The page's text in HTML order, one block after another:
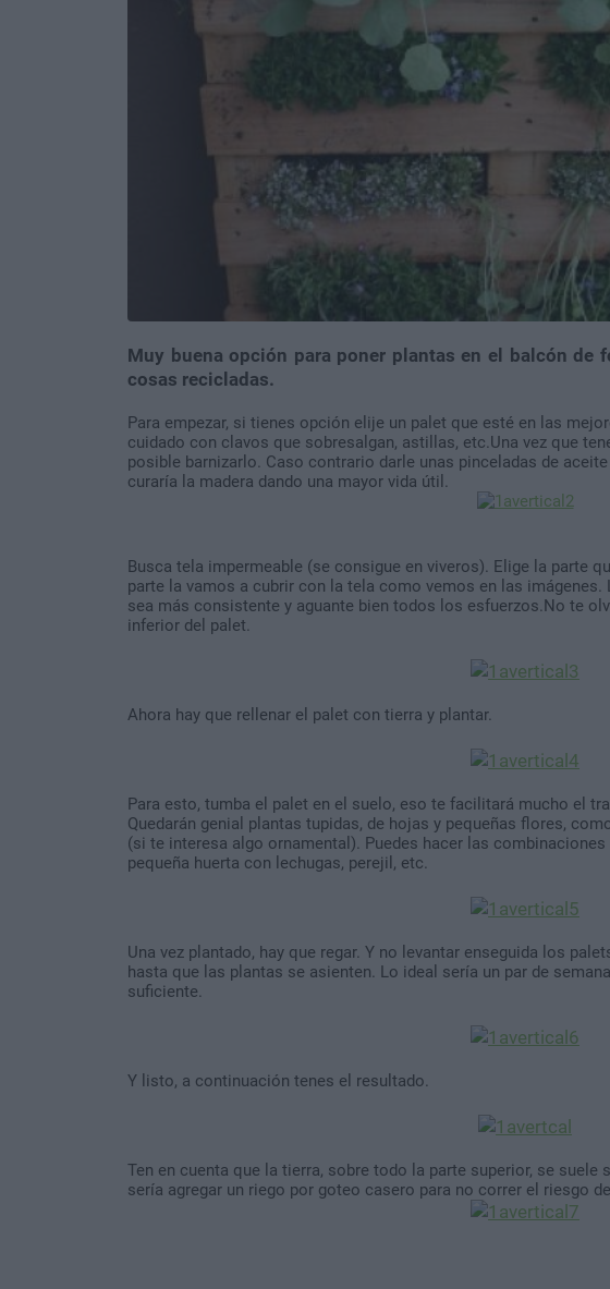
Muy buena opción para poner plantas en el balcón de
cosas recicladas.
Para empezar, si tienes opción elije un palet que esté en las
cuidado con clavos que sobresalgan, astillas, etc.Una vez que
posible barnizarlo. Caso contrario darle unas pinceladas de
curaría la madera dando una mayor vida útil.
Busca tela impermeable (se consigue en viveros). Elige la parte
parte la vamos a cubrir con la tela como vemos en las imágenes.
sea más consistente y aguante bien todos los esfuerzos.No te
inferior del palet.
Ahora hay que rellenar el palet con tierra y plantar.
Para esto, tumba el palet en el suelo, eso te facilitará mucho el
Quedarán genial plantas tupidas, de hojas y pequeñas flores,
(si te interesa algo ornamental). Puedes hacer las
pequeña huerta con lechugas, perejil, etc.
Una vez plantado, hay que regar. Y no levantar enseguida los
hasta que las plantas se asienten. Lo ideal sería un par de
suficiente.
Y listo, a continuación tenes el resultado.
Ten en cuenta que la tierra, sobre todo la parte superior, se suele
sería agregar un riego por goteo casero para no correr el riesgo